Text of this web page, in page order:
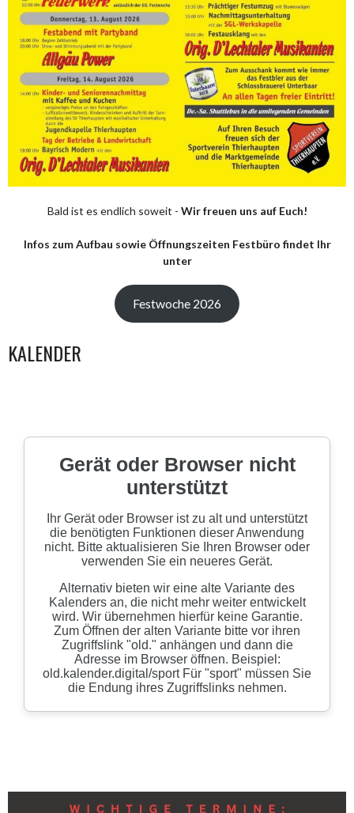
Bald ist es endlich soweit - Wir freuen uns auf Euch!
Infos zum Aufbau sowie Öffnungszeiten Festbüro findet Ihr
unter
Festwoche 2026
KALENDER